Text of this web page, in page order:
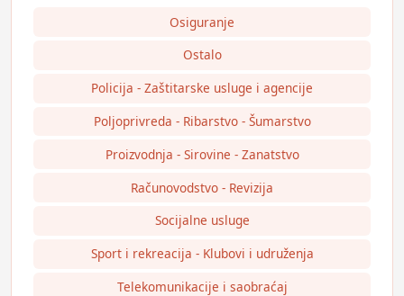
Osiguranje
Ostalo
Policija - Zaštitarske usluge i agencije
Poljoprivreda - Ribarstvo - Šumarstvo
Proizvodnja - Sirovine - Zanatstvo
Računovodstvo - Revizija
Socijalne usluge
Sport i rekreacija - Klubovi i udruženja
Telekomunikacije i saobraćaj